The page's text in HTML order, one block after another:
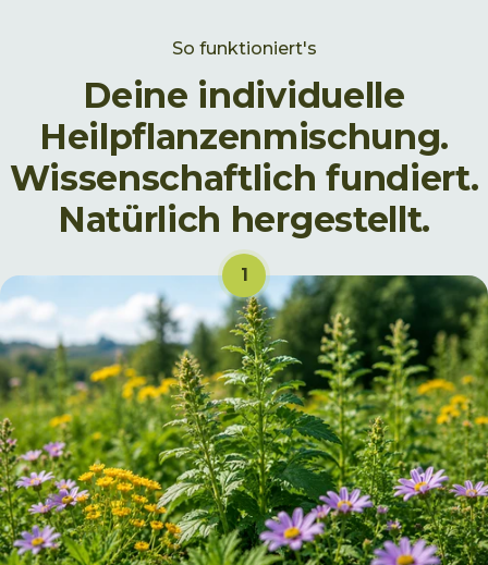
So funktioniert's
Deine individuelle
Heilpflanzenmischung.
Wissenschaftlich fundiert.
Natürlich hergestellt.
1